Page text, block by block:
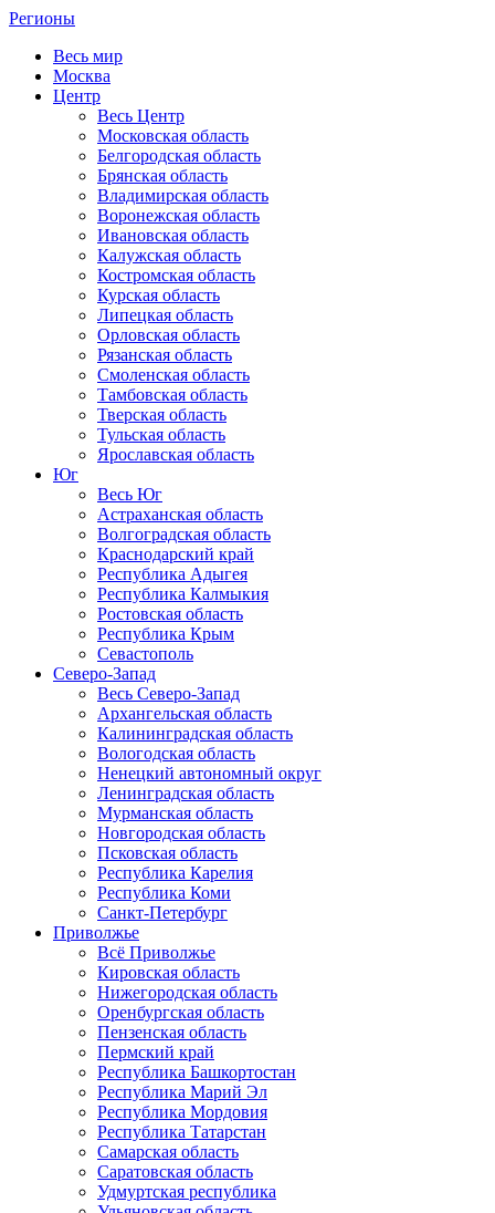
Регионы
Весь мир
Москва
Центр
Весь Центр
Московская область
Белгородская область
Брянская область
Владимирская область
Воронежская область
Ивановская область
Калужская область
Костромская область
Курская область
Липецкая область
Орловская область
Рязанская область
Смоленская область
Тамбовская область
Тверская область
Тульская область
Ярославская область
Юг
Весь Юг
Астраханская область
Волгоградская область
Краснодарский край
Республика Адыгея
Республика Калмыкия
Ростовская область
Республика Крым
Севастополь
Северо-Запад
Весь Северо-Запад
Архангельская область
Калининградская область
Вологодская область
Ненецкий автономный округ
Ленинградская область
Мурманская область
Новгородская область
Псковская область
Республика Карелия
Республика Коми
Санкт-Петербург
Приволжье
Всё Приволжье
Кировская область
Нижегородская область
Оренбургская область
Пензенская область
Пермский край
Республика Башкортостан
Республика Марий Эл
Республика Мордовия
Республика Татарстан
Самарская область
Саратовская область
Удмуртская республика